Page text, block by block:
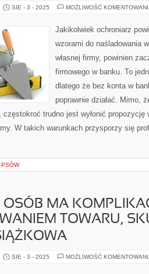
SIE - 3 - 2025 MOŻLIWOŚĆ
Jakikolwiek ochroniarz
wzorami do naśladowania
własnej firmy, powinien
firmowego w banku. To
dlatego że bez konta w
poprawnie działać. Mimo,
trudno jest wyłonić propozycję
W takich warunkach przysporzy się
OSÓB MA
TOWARU,
SIE - 3 - 2025 MOŻLIWOŚĆ